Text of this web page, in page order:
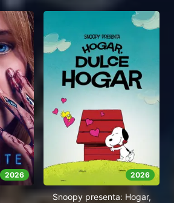
2026 2026
Snoopy presenta: Hogar,